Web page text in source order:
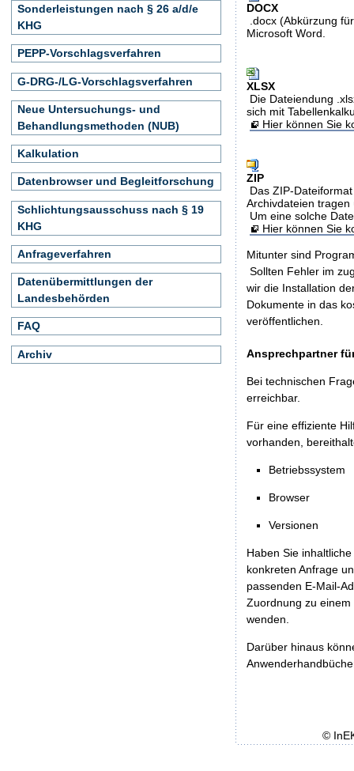
DOCX
.docx (Abkürzung
Microsoft Word.
XLSX
Die Dateiendung
sich mit
Hier können Sie
ZIP
Das ZIP-
Archivdateien
Um eine solche
Hier können Sie
Mitunter sind
Sollten Fehler im
wir die Installation
Dokumente in das
veröffentlichen.
Ansprechpartner
Bei technischen
erreichbar.
Für eine effiziente
vorhanden,
Betriebssystem
Browser
Versionen
Haben Sie
konkreten Anfrage
passenden E-Mail-
Zuordnung zu
wenden.
Darüber hinaus
Sonderleistungen nach § 26 a/d/e
KHG
PEPP-Vorschlagsverfahren
G-DRG-/LG-Vorschlagsverfahren
Neue Untersuchungs- und
Behandlungsmethoden (NUB)
Kalkulation
Datenbrowser und Begleitforschung
Schlichtungsausschuss nach § 19
KHG
Anfrageverfahren
Datenübermittlungen der
Landesbehörden
FAQ
Archiv
©